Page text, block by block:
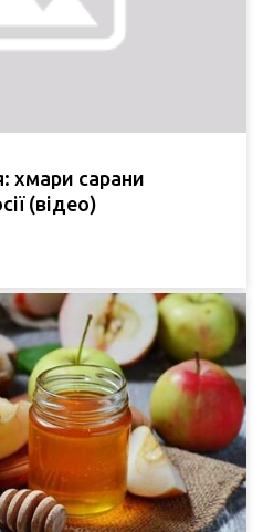
хмари сарани
(відео)